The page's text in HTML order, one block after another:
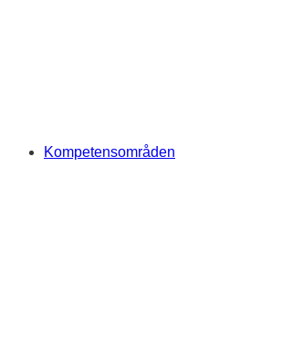
Kompetensområden